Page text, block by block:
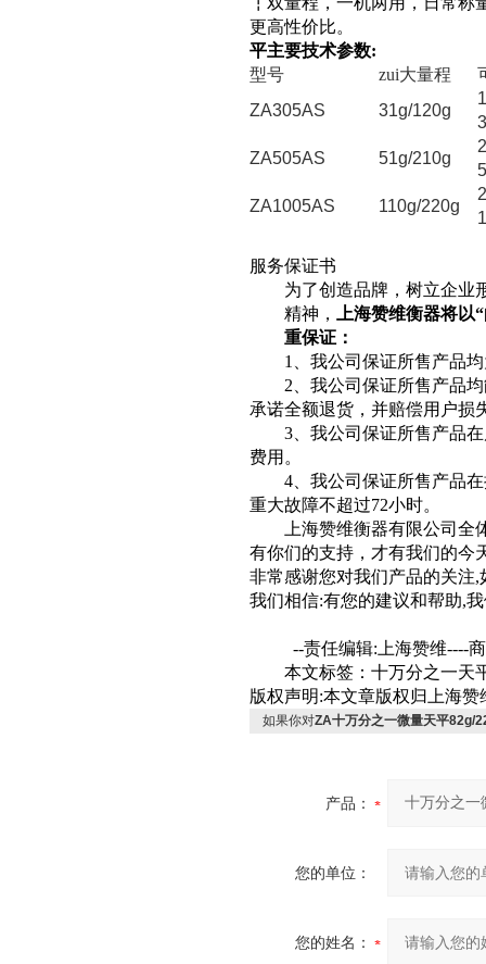
更高性价比。
平主要技术参数:
型号
zui大量程
ZA305AS
31g/120g
ZA505AS
51g/210g
ZA1005AS
110g/220g
服务保证书
为了创造品牌，树立企业
精神，
上海赞维衡器将以“
重保证：
1
、我公司保证所售产品
2 、我公司保证所售产品
承诺全额退货，并赔偿用户损
3 、我公司保证所售产品
费用。
4 、我公司保证所售产品
重大故障不超过72小时。
上海赞维衡器有限公司全
有你们的支持，才有我们的今
非常感谢您对我们产品的关注,
我们相信:有您的建议和帮助,
--责任编辑: 上海赞维----
本文标签：十万分之一天
版权声明:本文章版权归上海赞
如果你对ZA十万分之一微量天平82g/
产品：
您的单位：
您的姓名：